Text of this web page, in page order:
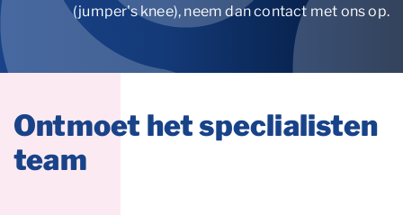
(jumper's knee), neem dan contact met ons op.
Ontmoet het speclialisten
team